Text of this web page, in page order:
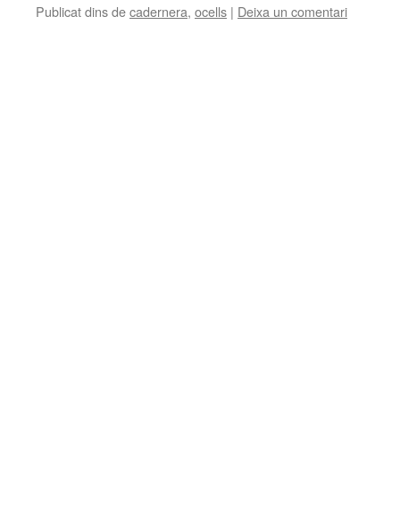
Publicat dins decadernera, ocells | Deixa un comentari